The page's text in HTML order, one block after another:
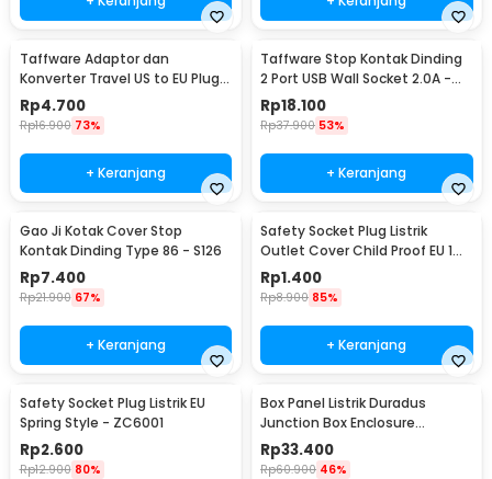
Taffware Adaptor dan
Konverter Travel US to EU Plug
10A 250V 1 PCS - WN-20
Rp4.700
Rp16.900 73%
+ Keranjang
Taffware Stop Kontak Dinding
2 Port USB Wall Socket 2.0A -
ES-USB-2
Rp18.100
Rp37.900 53%
+ Keranjang
Gao Ji Kotak Cover Stop
Kontak Dinding Type 86 - S126
Rp7.400
Rp21.900 67%
+ Keranjang
Safety Socket Plug Listrik
Outlet Cover Child Proof EU 1
PCS
Rp1.400
Rp8.900 85%
+ Keranjang
Safety Socket Plug Listrik EU
Spring Style - ZC6001
Rp2.600
Rp12.900 80%
Box Panel Listrik Duradus
Junction Box Enclosure
Waterproof 158x90mm - B1589
Rp33.400
Rp60.900 46%